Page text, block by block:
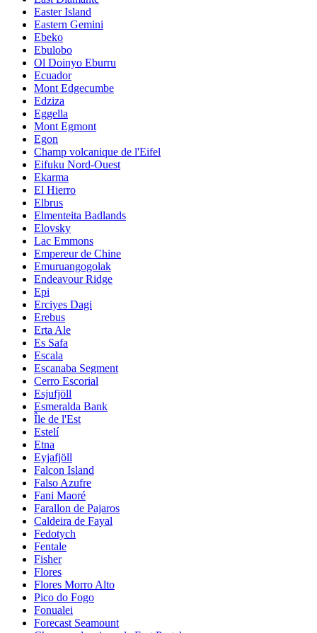
Easter Island
Eastern Gemini
Ebeko
Ebulobo
Ol Doinyo Eburru
Ecuador
Mont Edgecumbe
Edziza
Eggella
Mont Egmont
Egon
Champ volcanique de l'Eifel
Eifuku Nord-Ouest
Ekarma
El Hierro
Elbrus
Elmenteita Badlands
Elovsky
Lac Emmons
Empereur de Chine
Emuruangogolak
Endeavour Ridge
Epi
Erciyes Dagi
Erebus
Erta Ale
Es Safa
Escala
Escanaba Segment
Cerro Escorial
Esjufjöll
Esmeralda Bank
Île de l'Est
Estelí
Etna
Eyjafjöll
Falcon Island
Falso Azufre
Fani Maoré
Farallon de Pajaros
Caldeira de Fayal
Fedotych
Fentale
Fisher
Flores
Flores Morro Alto
Pico do Fogo
Fonualei
Forecast Seamount